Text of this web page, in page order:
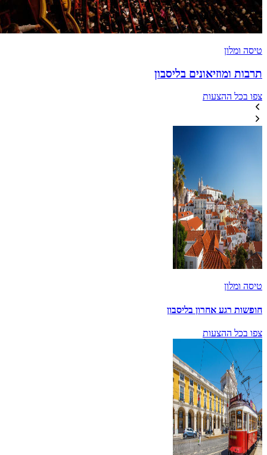
טיסה ומלון
תרבות ומוזיאונים בליסבון
צפו בכל ההצעות
טיסה ומלון
חופשות רגע אחרון בליסבון
צפו בכל ההצעות